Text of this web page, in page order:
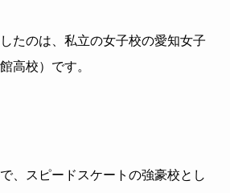
たのは、私立の女子校の愛知女子
高校）です。
、スピードスケートの強豪校とし